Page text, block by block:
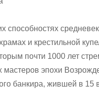
способностях
и крестильной
почти 1000 лет
мастеров эпохи
банкира, жившей в 15